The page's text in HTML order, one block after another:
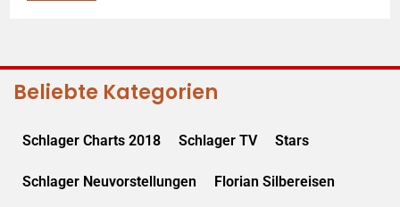
Beliebte Kategorien
Schlager Charts 2018 Schlager TV Stars
Schlager Neuvorstellungen Florian Silbereisen